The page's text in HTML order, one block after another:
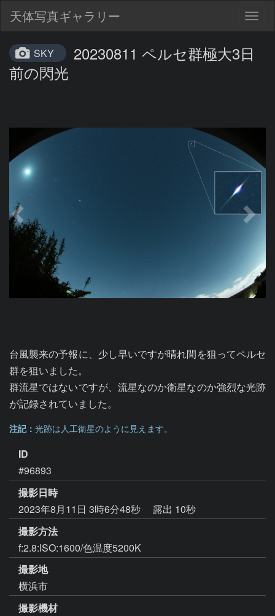
天体写真ギャラリー
SKY
20230811 ペルセ群極大3日
前の閃光
台風襲来の予報に、少し早いですが晴れ間を狙ってペルセ
群を狙いました。
群流星ではないですが、流星なのか衛星なのか強烈な光跡
が記録されていました。
注記： 光跡は人工衛星のように見えます。
ID
#96893
撮影日時
2023年8月11日 3時6分48秒
露出 10秒
撮影方法
f:2.8:ISO:1600/色温度5200K
撮影地
横浜市
撮影機材